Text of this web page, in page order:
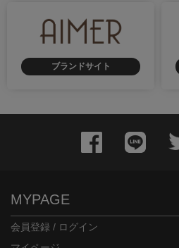
ブランドサイト
MYPAGE
会員登録 / ログイン